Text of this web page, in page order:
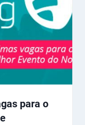
para o